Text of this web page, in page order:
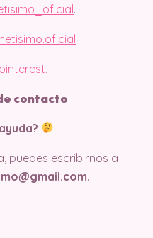
.
pinterest.
contacto
puedes escribirnos a
.